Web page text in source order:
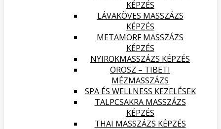
KÉPZÉS
LÁVAKÖVES MASSZÁZS
KÉPZÉS
METAMORF MASSZÁZS
KÉPZÉS
NYIROKMASSZÁZS KÉPZÉS
OROSZ – TIBETI
MÉZMASSZÁZS
SPA ÉS WELLNESS KEZELÉSEK
TALPCSAKRA MASSZÁZS
KÉPZÉS
THAI MASSZÁZS KÉPZÉS